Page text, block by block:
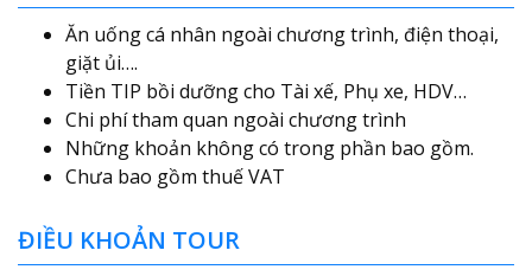
Ăn uống cá nhân ngoài chương trình, điện thoại,
giặt ủi….
Tiền TIP bồi dưỡng cho Tài xế, Phụ xe, HDV…
Chi phí tham quan ngoài chương trình
Những khoản không có trong phần bao gồm.
Chưa bao gồm thuế VAT
ĐIỀU KHOẢN TOUR